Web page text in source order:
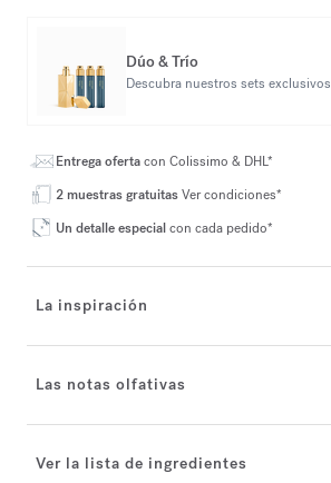
Dúo & Trío
Descubra nuestros sets exclusivos
Entrega ofertacon Colissimo & DHL*
2 muestras gratuitasVer condiciones*
Un detalle especialcon cada pedido*
La inspiración
Las notas olfativas
Ver la lista de ingredientes